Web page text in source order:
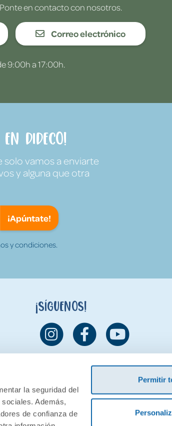
la seguridad del
Además,
de confianza de
Permitir
en contacto con nosotros.
Correo electrónico
9:00h a 17:00h.
Dideco!
vamos a enviarte
y alguna que otra
¡Apúntate!
y condiciones.
¡Síguenos!